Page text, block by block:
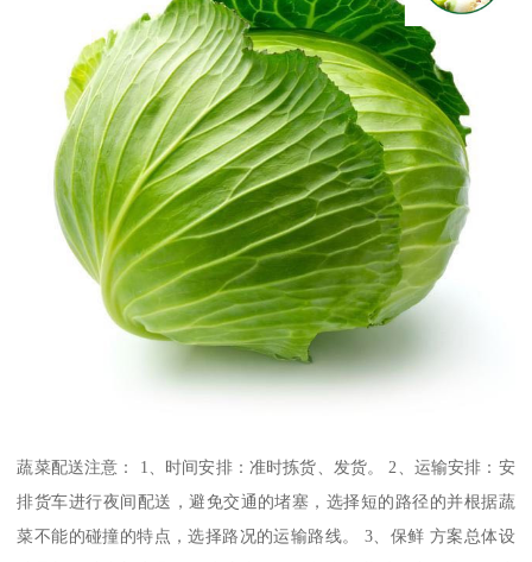
蔬菜配送注意： 1、时间安排：准时拣货、发货。 2、运输安排：安
排货车进行夜间配送，避免交通的堵塞，选择短的路径的并根据蔬
菜不能的碰撞的特点，选择路况的运输路线。 3、保鲜 方案总体设